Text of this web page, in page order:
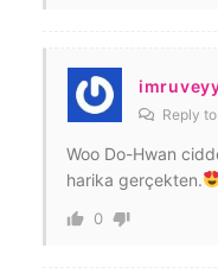
Reply to
Woo Do-Hwan
harika gerçekten.
0